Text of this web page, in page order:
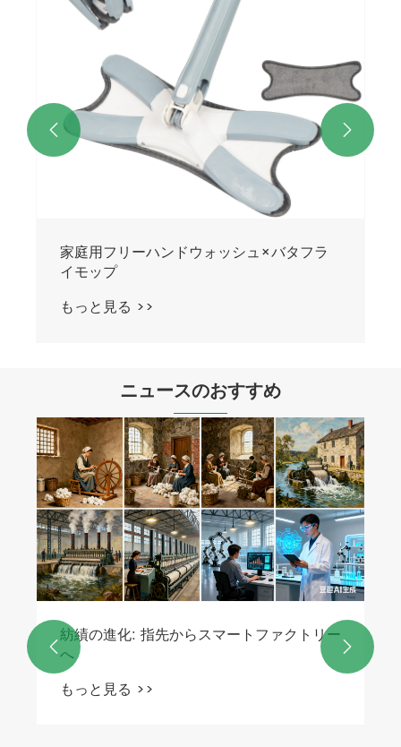
家庭用フリーハンドウォッシュ×バタフラ
イモップ
もっと見る >>
 
ニュースのおすすめ
紡績の進化: 指先からスマートファクトリー
へ
もっと見る >>
 